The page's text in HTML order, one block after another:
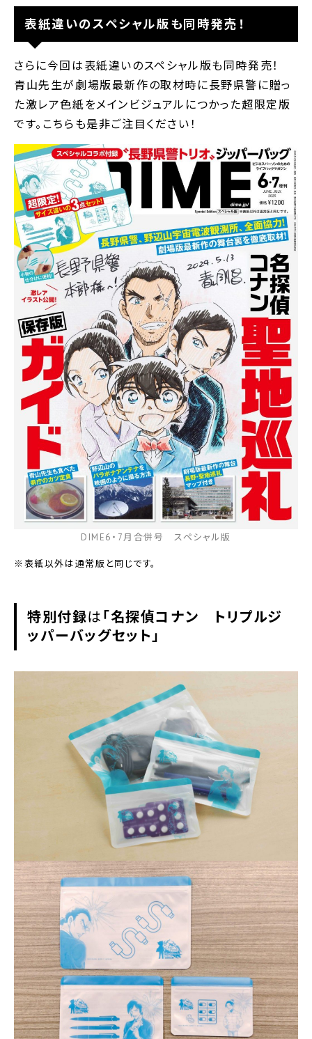
表紙違いのスペシャル版も同時発売！
さらに今回は表紙違いのスペシャル版も同時発売！
青山先生が劇場版最新作の取材時に長野県警に贈っ
た激レア色紙をメインビジュアルにつかった超限定版
です。こちらも是非ご注目ください！
DIME6・7月合併号 スペシャル版
※表紙以外は通常版と同じです。
特別付録は「名探偵コナン トリプルジ
ッパーバッグセット」